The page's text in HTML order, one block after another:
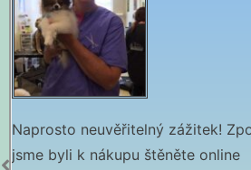
Naprosto neuvěřitelný zážitek!
jsme byli k nákupu štěněte online